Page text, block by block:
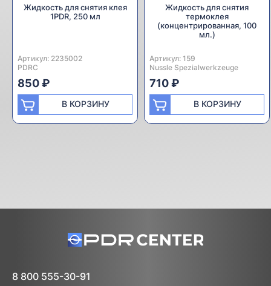
Жидкость для снятия клея
1PDR, 250 мл
Артикул: 2235002
Производитель:
PDRC
850 ₽
В КОРЗИНУ
Жидкость для снятия
термоклея
(концентрированная, 100
мл.)
Артикул: 159
Производитель:
Nussle Spezialwerkzeuge
710 ₽
В КОРЗИНУ
8 800 555-30-91